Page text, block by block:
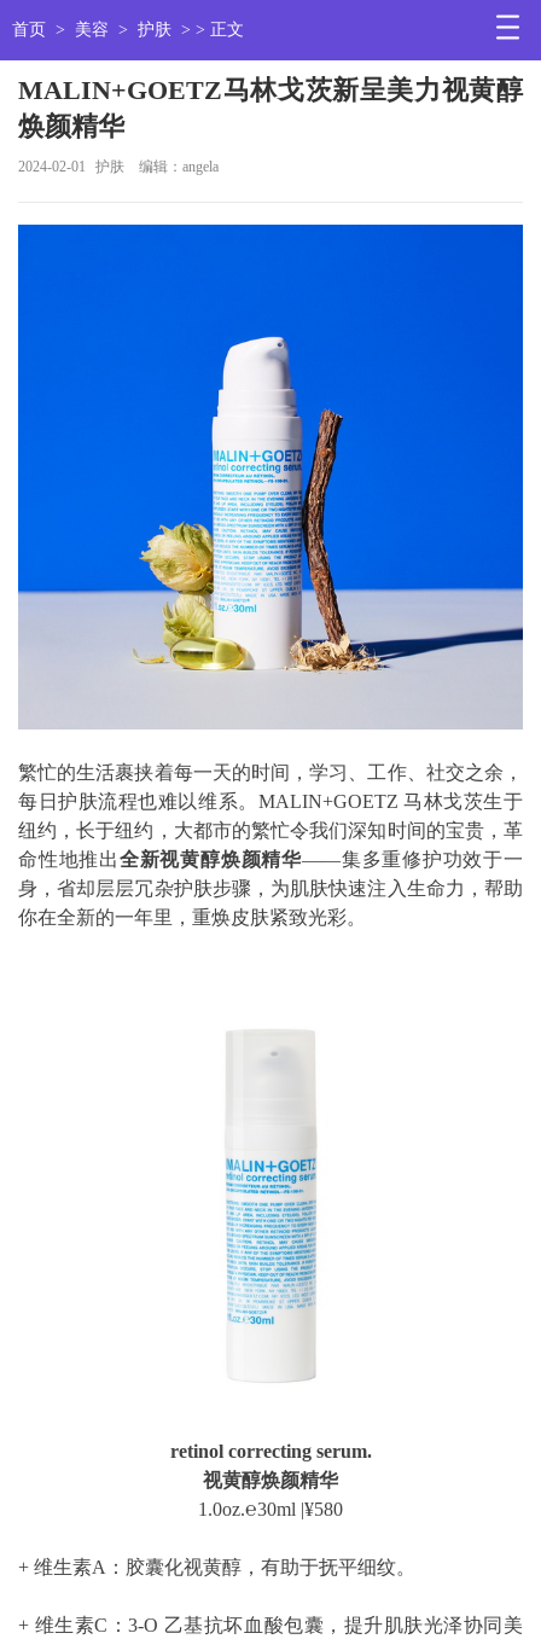
首页 > 美容 > 护肤 > > 正文
MALIN+GOETZ马林戈茨新呈美力视黄醇
焕颜精华
2024-02-01 护肤 编辑：angela
繁忙的生活裹挟着每一天的时间，学习、工作、社交之余，
每日护肤流程也难以维系。MALIN+GOETZ 马林戈茨生于
纽约，长于纽约，大都市的繁忙令我们深知时间的宝贵，革
命性地推出全新视黄醇焕颜精华——集多重修护功效于一
身，省却层层冗杂护肤步骤，为肌肤快速注入生命力，帮助
你在全新的一年里，重焕皮肤紧致光彩。
retinol correcting serum.
视黄醇焕颜精华
1.0oz.℮30ml |¥580
+ 维生素A：胶囊化视黄醇，有助于抚平细纹。
+ 维生素C：3-O 乙基抗坏血酸包囊，提升肌肤光泽协同美